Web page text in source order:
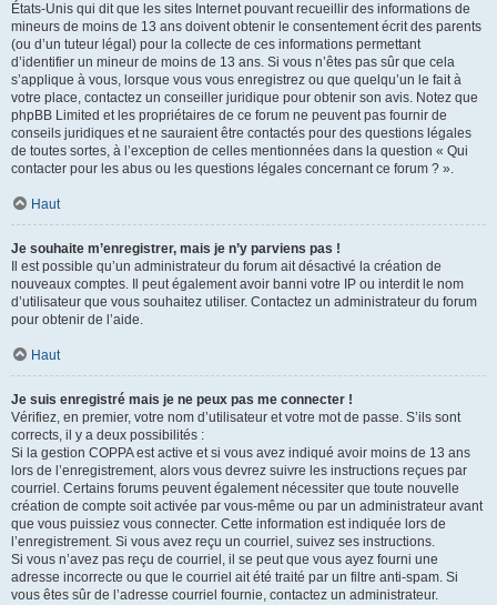
États-Unis qui dit que les sites Internet pouvant recueillir des informations de
mineurs de moins de 13 ans doivent obtenir le consentement écrit des parents
(ou d’un tuteur légal) pour la collecte de ces informations permettant
d’identifier un mineur de moins de 13 ans. Si vous n’êtes pas sûr que cela
s’applique à vous, lorsque vous vous enregistrez ou que quelqu’un le fait à
votre place, contactez un conseiller juridique pour obtenir son avis. Notez que
phpBB Limited et les propriétaires de ce forum ne peuvent pas fournir de
conseils juridiques et ne sauraient être contactés pour des questions légales
de toutes sortes, à l’exception de celles mentionnées dans la question « Qui
contacter pour les abus ou les questions légales concernant ce forum ? ».
Haut
Je souhaite m’enregistrer, mais je n’y parviens pas !
Il est possible qu’un administrateur du forum ait désactivé la création de
nouveaux comptes. Il peut également avoir banni votre IP ou interdit le nom
d’utilisateur que vous souhaitez utiliser. Contactez un administrateur du forum
pour obtenir de l’aide.
Haut
Je suis enregistré mais je ne peux pas me connecter !
Vérifiez, en premier, votre nom d’utilisateur et votre mot de passe. S’ils sont
corrects, il y a deux possibilités :
Si la gestion COPPA est active et si vous avez indiqué avoir moins de 13 ans
lors de l’enregistrement, alors vous devrez suivre les instructions reçues par
courriel. Certains forums peuvent également nécessiter que toute nouvelle
création de compte soit activée par vous-même ou par un administrateur avant
que vous puissiez vous connecter. Cette information est indiquée lors de
l’enregistrement. Si vous avez reçu un courriel, suivez ses instructions.
Si vous n’avez pas reçu de courriel, il se peut que vous ayez fourni une
adresse incorrecte ou que le courriel ait été traité par un filtre anti-spam. Si
vous êtes sûr de l’adresse courriel fournie, contactez un administrateur.